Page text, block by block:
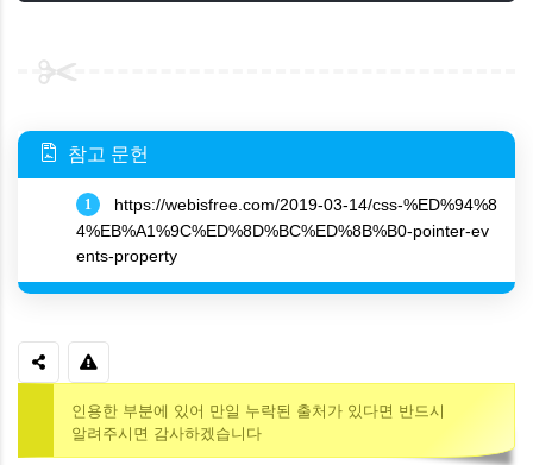
참고 문헌
1
https://webisfree.com/2019-03-14/css-%ED%94%8
4%EB%A1%9C%ED%8D%BC%ED%8B%B0-pointer-ev
ents-property
인용한 부분에 있어 만일 누락된 출처가 있다면 반드시
알려주시면 감사하겠습니다